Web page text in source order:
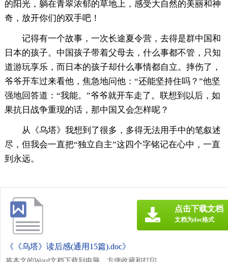
的阳光，躺在青翠浓郁的草地上，感受大自然的美丽和神
奇，放开你们的双手吧！
记得有一个故事，一次长途夏令营，去得是群中国和
日本的孩子。中国孩子带着父母去，什么事都不管，只知
道游玩享乐，而日本的孩子却什么事情都自立。摔伤了，
爷爷开车过来看他，焦急地问他：“还能坚持住吗？”他坚
强地回答道：“我能。”爷爷就开车走了。联想到以后，如
果抗日战争重现的话，那中国又会怎样呢？
从《乌塔》我想到了很多，多得无法用手中的笔叙述
尽，但我会一直把“独立自主”这四个字铭记在心中，一直
到永远。
《《乌塔》读后感(通用15篇).doc》
点击下载文档
文档为doc格式